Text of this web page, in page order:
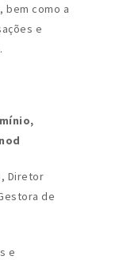
como a
e
Diretor
de
e